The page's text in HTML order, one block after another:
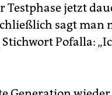
Testphase jetzt
sagt man
Pofalla: